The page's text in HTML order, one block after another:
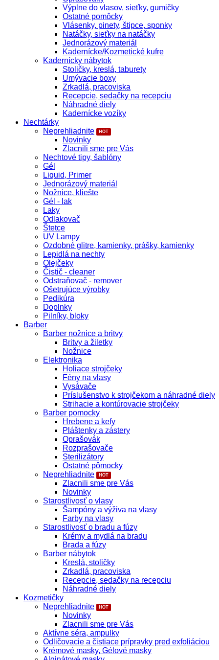
Výplne do vlasov, sieťky, gumičky
Ostatné pomôcky
Vlásenky, pinety, štipce, sponky
Natáčky, sieťky na natáčky
Jednorázový materiál
Kadernícke/Kozmetické kufre
Kadernícky nábytok
Stoličky, kreslá, taburety
Umývacie boxy
Zrkadlá, pracoviska
Recepcie, sedačky na recepciu
Náhradné diely
Kadernícke vozíky
Nechtárky
Neprehliadnite
Novinky
Zlacnili sme pre Vás
Nechtové tipy, šablóny
Gél
Liquid, Primer
Jednorázový materiál
Nožnice, kliešte
Gél - lak
Laky
Odlakovač
Štetce
UV Lampy
Ozdobné glitre, kamienky, prášky, kamienky
Lepidlá na nechty
Olejčeky
Čistič - cleaner
Odstraňovač - remover
Ošetrujúce výrobky
Pedikúra
Doplnky
Pilníky, bloky
Barber
Barber nožnice a britvy
Britvy a žiletky
Nožnice
Elektronika
Holiace strojčeky
Fény na vlasy
Vysávače
Príslušenstvo k strojčekom a náhradné diely
Strihacie a kontúrovacie strojčeky
Barber pomocky
Hrebene a kefy
Pláštenky a zástery
Oprašovák
Rozprašovače
Sterilizátory
Ostatné pômocky
Neprehliadnite
Zlacnili sme pre Vás
Novinky
Starostlivosť o vlasy
Šampóny a výživa na vlasy
Farby na vlasy
Starostlivosť o bradu a fúzy
Krémy a mydlá na bradu
Brada a fúzy
Barber nábytok
Kreslá, stoličky
Zrkadlá, pracoviska
Recepcie, sedačky na recepciu
Náhradné diely
Kozmetičky
Neprehliadnite
Novinky
Zlacnili sme pre Vás
Aktívne séra, ampulky
Odličovacie a čistiace prípravky pred exfoliáciou
Krémové masky, Gélové masky